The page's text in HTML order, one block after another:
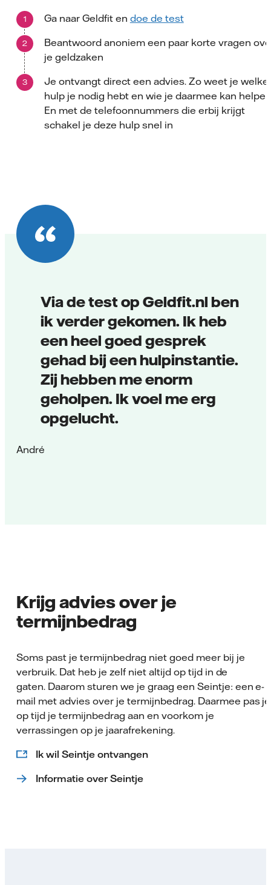
Ga naar Geldfit en doe de test
Beantwoord anoniem een paar korte vragen
je geldzaken
Je ontvangt direct een advies. Zo weet je welke
hulp je nodig hebt en wie je daarmee kan
En met de telefoonnummers die erbij krijgt
schakel je deze hulp snel in
Via de test op Geldfit.nl ben
ik verder gekomen. Ik heb
een heel goed gesprek
gehad bij een hulpinstantie.
Zij hebben me enorm
geholpen. Ik voel me erg
opgelucht.
André
Krijg advies over je
termijnbedrag
Soms past je termijnbedrag niet goed meer bij je
verbruik. Dat heb je zelf niet altijd op tijd in de
gaten. Daarom sturen we je graag een Seintje: een e-
mail met advies over je termijnbedrag. Daarmee pas je
op tijd je termijnbedrag aan en voorkom je
verrassingen op je jaarafrekening.
Ik wil Seintje ontvangen
Informatie over Seintje